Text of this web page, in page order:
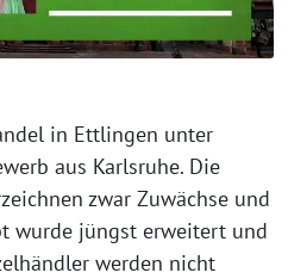
in Ettlingen unter
aus Karlsruhe. Die
zwar Zuwächse und
wurde jüngst erweitert und
werden nicht